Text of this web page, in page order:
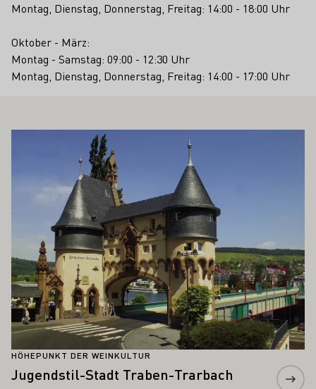
Montag, Dienstag, Donnerstag, Freitag: 14:00 - 18:00 Uhr
Oktober - März:
Montag - Samstag: 09:00 - 12:30 Uhr
Montag, Dienstag, Donnerstag, Freitag: 14:00 - 17:00 Uhr
INTERESSIEREN
HÖHEPUNKT DER WEINKULTUR
Jugendstil-Stadt Traben-Trarbach